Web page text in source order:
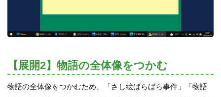
【展開2】物語の全体像をつかむ
物語の全体像をつかむため、「さし絵ばらばら事件」「物語